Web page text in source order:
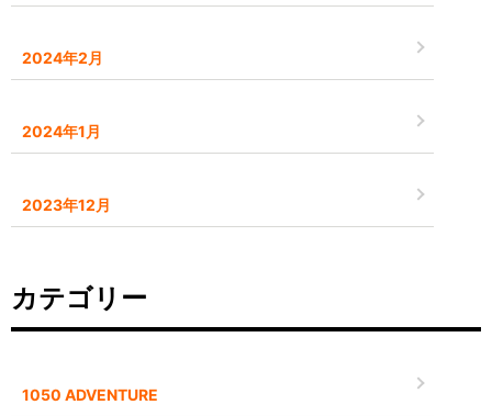
2024年2月
2024年1月
2023年12月
カテゴリー
1050 ADVENTURE